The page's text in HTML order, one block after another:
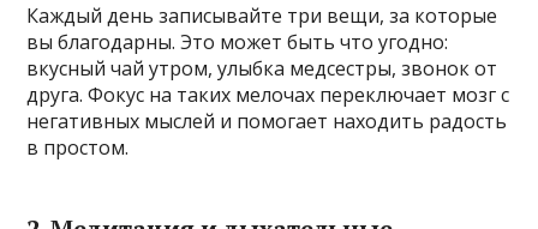
Каждый день записывайте три вещи, за которые
вы благодарны. Это может быть что угодно:
вкусный чай утром, улыбка медсестры, звонок от
друга. Фокус на таких мелочах переключает мозг с
негативных мыслей и помогает находить радость
в простом.